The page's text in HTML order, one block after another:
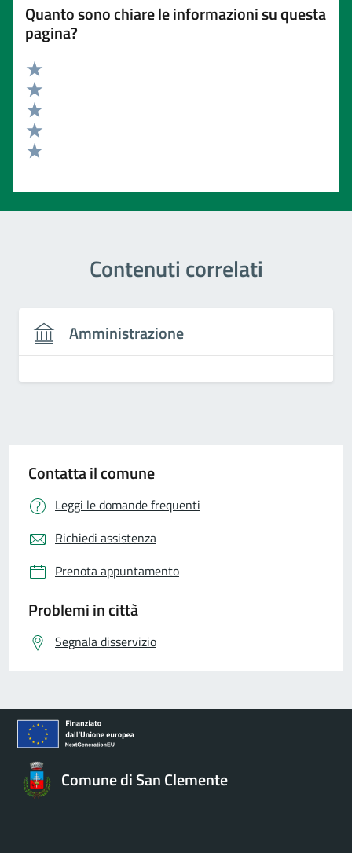
Quanto sono chiare le informazioni su questa
pagina?
Valuta 5 stelle su 5
Valuta 4 stelle su 5
Valuta 3 stelle su 5
Valuta 2 stelle su 5
Contenuti correlati
Amministrazione
Contatta il comune
Leggi le domande frequenti
Richiedi assistenza
Prenota appuntamento
Problemi in città
Segnala disservizio
Comune di San Clemente